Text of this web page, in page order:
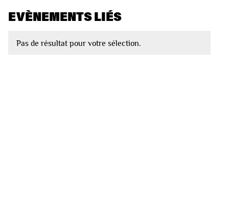
EVÈNEMENTS LIÉS
Pas de résultat pour votre sélection.